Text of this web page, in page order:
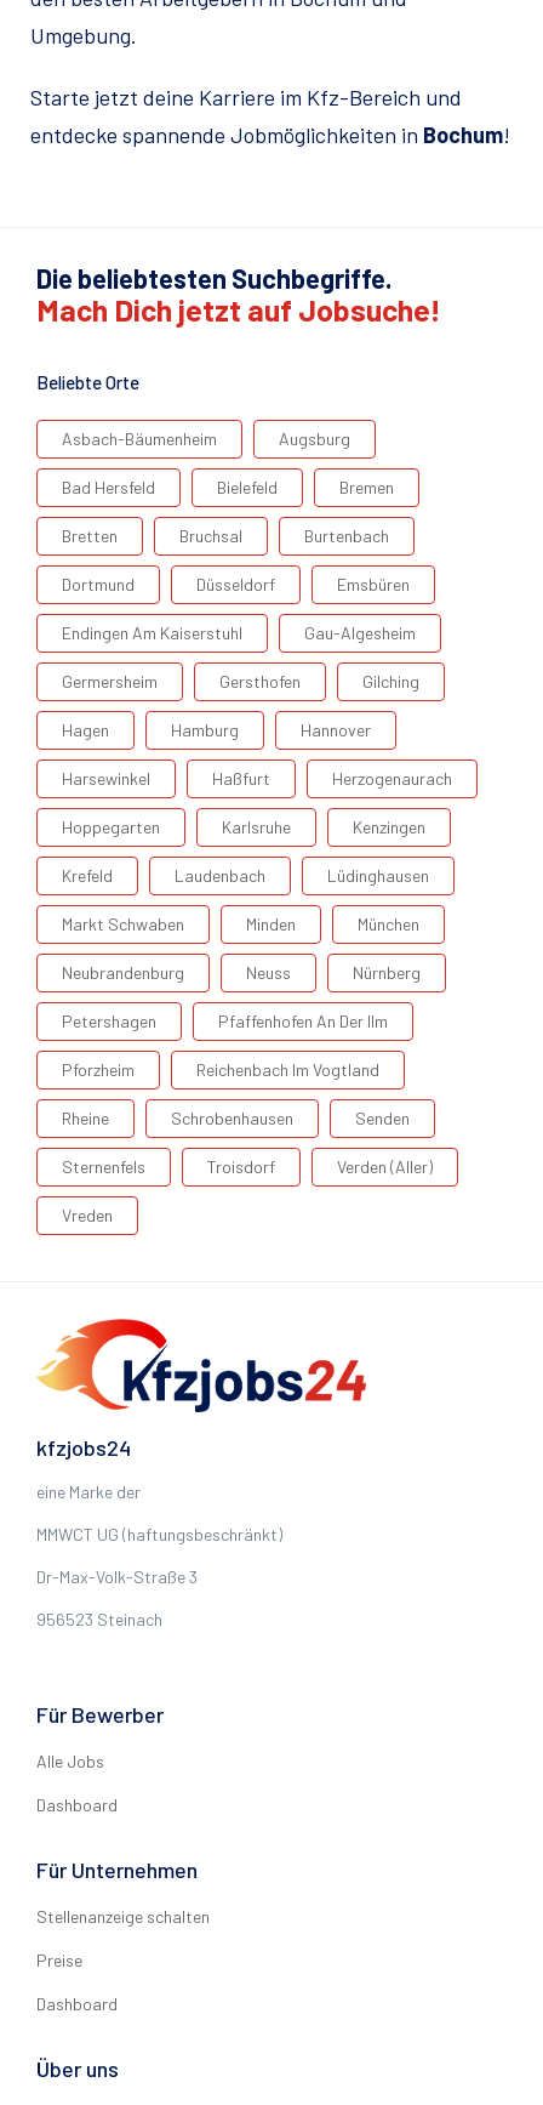
Umgebung.
Starte jetzt deine Karriere im Kfz-Bereich und
entdecke spannende Jobmöglichkeiten in Bochum!
Die beliebtesten Suchbegriffe.
Mach Dich jetzt auf Jobsuche!
Beliebte Orte
Asbach-Bäumenheim Augsburg
Bad Hersfeld Bielefeld Bremen
Bretten Bruchsal Burtenbach
Dortmund Düsseldorf Emsbüren
Endingen Am Kaiserstuhl Gau-Algesheim
Germersheim Gersthofen Gilching
Hagen Hamburg Hannover
Harsewinkel Haßfurt Herzogenaurach
Hoppegarten Karlsruhe Kenzingen
Krefeld Laudenbach Lüdinghausen
Markt Schwaben Minden München
Neubrandenburg Neuss Nürnberg
Petershagen Pfaffenhofen An Der Ilm
Pforzheim Reichenbach Im Vogtland
Rheine Schrobenhausen Senden
Sternenfels Troisdorf Verden (Aller)
Vreden
kfzjobs24
eine Marke der
MMWCT UG (haftungsbeschränkt)
Dr-Max-Volk-Straße 3
956523 Steinach
Für Bewerber
Alle Jobs
Dashboard
Für Unternehmen
Stellenanzeige schalten
Preise
Dashboard
Über uns